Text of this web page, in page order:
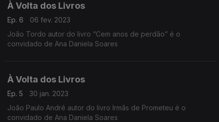
À Volta dos Livros
Ep. 6
06 fev. 2023
João Tordo autor do livro “Cem anos de perdão” é o
convidado de Ana Daniela Soares
À Volta dos Livros
Ep. 5
30 jan. 2023
João Paulo André autor do livro Irmãs de Prometeu é o
convidado de Ana Daniela Soares